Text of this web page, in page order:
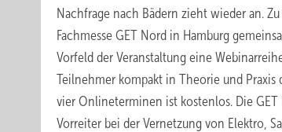
Nachfrage nach Bädern zieht wieder an.
Fachmesse GET Nord in Hamburg
Vorfeld der Veranstaltung eine
Teilnehmer kompakt in Theorie und Praxis
vier Onlineterminen ist kostenlos. Die
Vorreiter bei der Vernetzung von Elektro,